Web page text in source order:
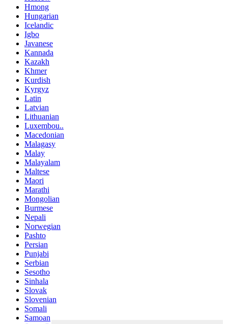
Hmong
Hungarian
Icelandic
Igbo
Javanese
Kannada
Kazakh
Khmer
Kurdish
Kyrgyz
Latin
Latvian
Lithuanian
Luxembou..
Macedonian
Malagasy
Malay
Malayalam
Maltese
Maori
Marathi
Mongolian
Burmese
Nepali
Norwegian
Pashto
Persian
Punjabi
Serbian
Sesotho
Sinhala
Slovak
Slovenian
Somali
Samoan